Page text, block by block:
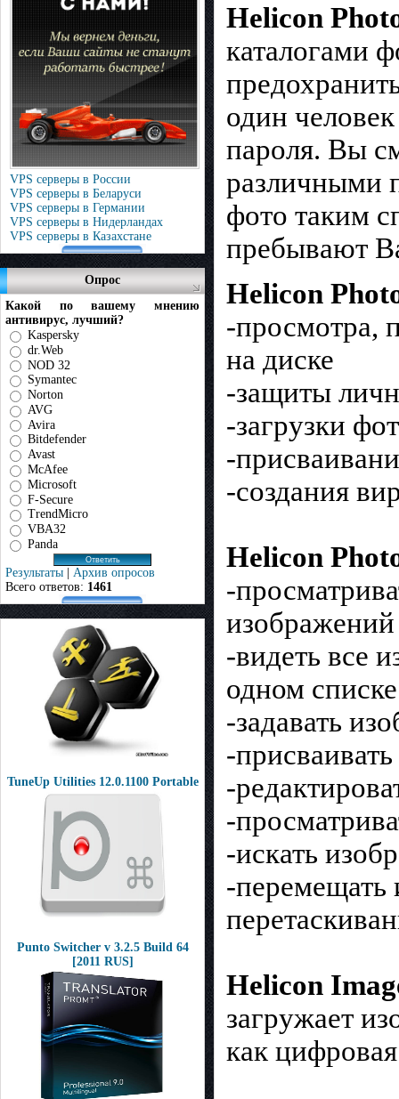
VPS серверы в России
VPS серверы в Беларуси
VPS серверы в Германии
VPS серверы в Нидерландах
VPS серверы в Казахстане
Опрос
Какой по вашему мнению
антивирус, лучший?
Kaspersky
dr.Web
NOD 32
Symantec
Norton
AVG
Avira
Bitdefender
Avast
McAfee
Microsoft
F-Secure
TrendMicro
VBA32
Panda
Результаты | Архив опросов
Всего ответов: 1461
TuneUp Utilities 12.0.1100 Portable
Punto Switcher v 3.2.5 Build 64
[2011 RUS]
Helicon
каталогами
один
пароля. Вы
различными
фото таким
пребывают
Helicon
-просмотра,
на диске
-защиты
-загрузки
-
-создания
Helicon
-
изображений
-видеть все
одном списке
-задавать
-
-
-
-искать
-перемещать
Helicon
загружает
как